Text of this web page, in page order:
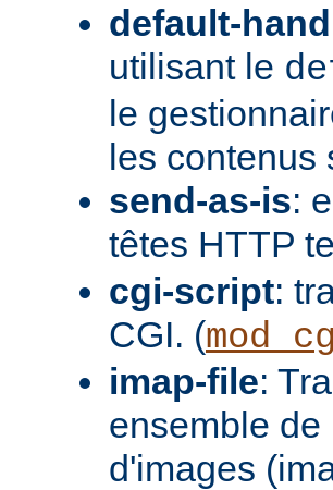
default-
utilisant le
le
les contenus
send-as-is:
têtes HTTP
cgi-script:
CGI. (
imap-file:
ensemble
d'images